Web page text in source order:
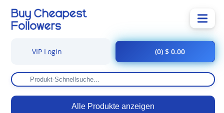
Alle Produkte anzeigen
VIP Login (0) $ 0.00